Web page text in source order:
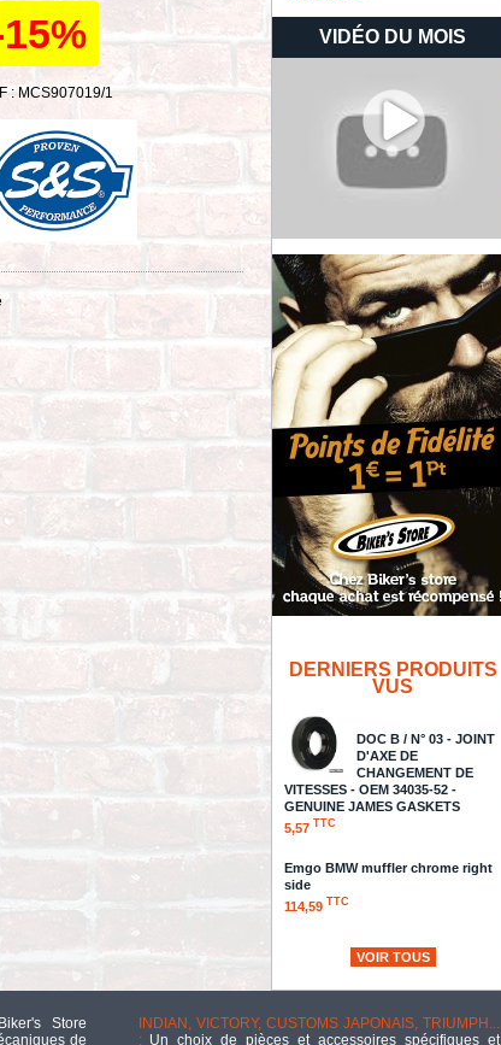
: MCS907019/1
VIDÉO DU MOIS
DERNIERS PRODUITS
VUS
DOC B / N° 03 - JOINT
D'AXE DE
CHANGEMENT DE
VITESSES - OEM 34035-52 -
GENUINE JAMES GASKETS
5,57 TTC
Emgo BMW muffler chrome right
side
114,59 TTC
EMD SNATCH PRIMARY COVER
TOURING BLACK
PIN,CRANK 180D 3 HOLE 41-E81
VOIR TOUS
Store
de
INDIAN, VICTORY, CUSTOMS JAPONAIS, TRIUMPH...
:Un choix de pièces et accessoires spécifiques et